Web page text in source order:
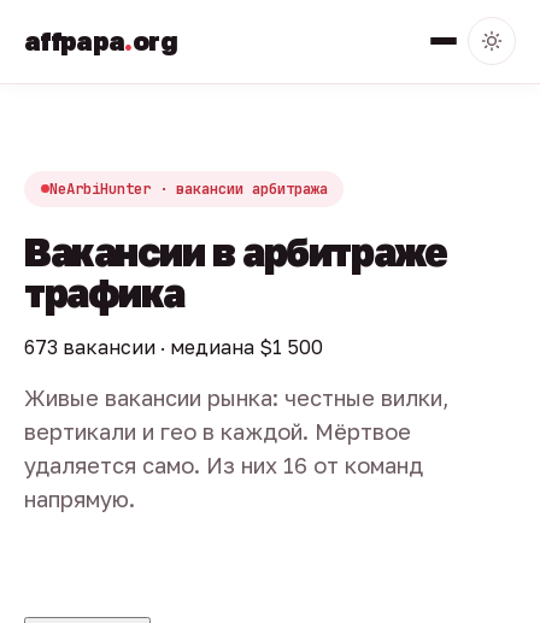
affpapa.org
NeArbiHunter · вакансии арбитража
Вакансии в арбитраже
трафика
673 вакансии · медиана $1 500
Живые вакансии рынка: честные вилки,
вертикали и гео в каждой. Мёртвое
удаляется само. Из них 16 от команд
напрямую.